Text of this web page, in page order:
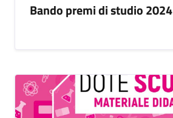
Bando premi di studio 2024